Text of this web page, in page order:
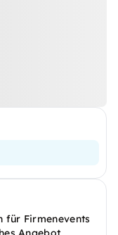
für Firmenevents